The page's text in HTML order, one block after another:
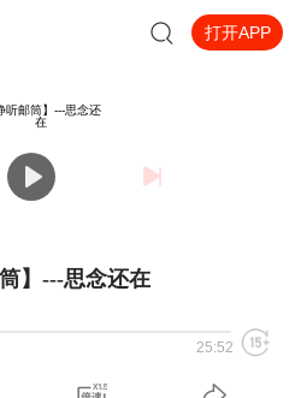
打开APP
筒】---思念还在
25:52